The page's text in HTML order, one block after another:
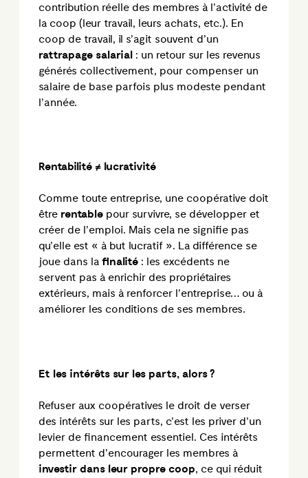
contribution réelle des membres à l’activité de
la coop (leur travail, leurs achats, etc.). En
coop de travail, il s’agit souvent d’un
rattrapage salarial : un retour sur les revenus
générés collectivement, pour compenser un
salaire de base parfois plus modeste pendant
l’année.
Rentabilité ≠ lucrativité
Comme toute entreprise, une coopérative doit
être rentable pour survivre, se développer et
créer de l’emploi. Mais cela ne signifie pas
qu’elle est « à but lucratif ». La différence se
joue dans la finalité : les excédents ne
servent pas à enrichir des propriétaires
extérieurs, mais à renforcer l’entreprise… ou à
améliorer les conditions de ses membres.
Et les intérêts sur les parts, alors?
Refuser aux coopératives le droit de verser
des intérêts sur les parts, c’est les priver d’un
levier de financement essentiel. Ces intérêts
permettent d’encourager les membres à
investir dans leur propre coop, ce qui réduit